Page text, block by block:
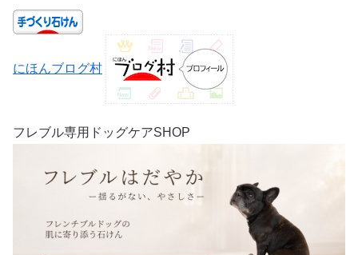
にほんブログ村
フレブル専用ドッグケアSHOP